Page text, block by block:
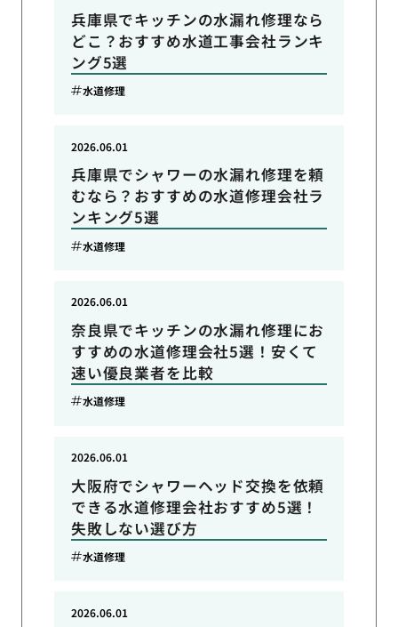
兵庫県でキッチンの水漏れ修理なら
どこ？おすすめ水道工事会社ランキ
ング5選
水道修理
兵庫県でシャワーの水漏れ修理を頼
むなら？おすすめの水道修理会社ラ
ンキング5選
2026.06.01
水道修理
奈良県でキッチンの水漏れ修理にお
すすめの水道修理会社5選！安くて
速い優良業者を比較
2026.06.01
水道修理
大阪府でシャワーヘッド交換を依頼
できる水道修理会社おすすめ5選！
失敗しない選び方
2026.06.01
水道修理
2026.06.01